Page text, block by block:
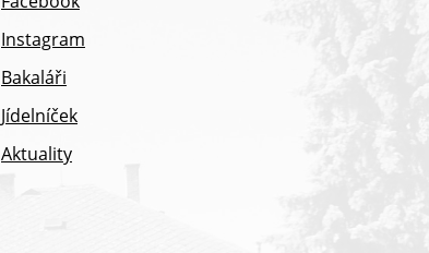
Instagram
Bakaláři
Jídelníček
Aktuality